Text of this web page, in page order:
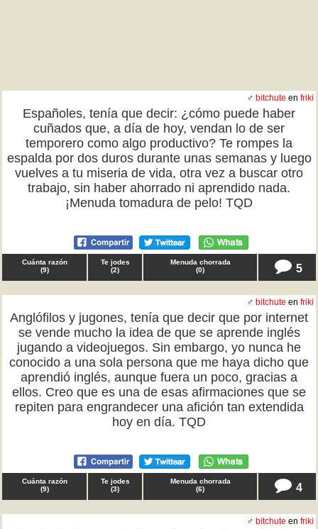
♂ bitchute en friki
Españoles, tenía que decir: ¿cómo puede haber
cuñados que, a día de hoy, vendan lo de ser
temporero como algo productivo? Te rompes la
espalda por dos duros durante unas semanas y luego
vuelves a tu miseria de vida, otra vez a buscar otro
trabajo, sin haber ahorrado ni aprendido nada.
¡Menuda tomadura de pelo! TQD
Cuánta razón
(9)
Te jodes
(2)
Menuda chorrada
(0) 5
♂ bitchute en friki
Anglófilos y jugones, tenía que decir que por internet
se vende mucho la idea de que se aprende inglés
jugando a videojuegos. Sin embargo, yo nunca he
conocido a una sola persona que me haya dicho que
aprendió inglés, aunque fuera un poco, gracias a
ellos. Creo que es una de esas afirmaciones que se
repiten para engrandecer una afición tan extendida
hoy en día. TQD
Cuánta razón
(9)
Te jodes
(3)
Menuda chorrada
(6) 4
♂ bitchute en friki